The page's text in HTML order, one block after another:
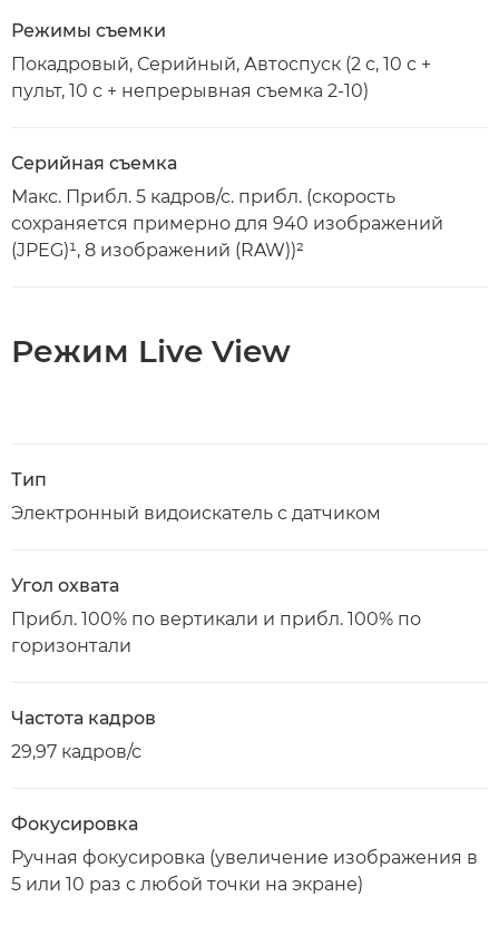
Режимы съемки
Покадровый, Серийный, Автоспуск (2 с, 10 с +
пульт, 10 с + непрерывная съемка 2-10)
Серийная съемка
Макс. Прибл. 5 кадров/с. прибл. (скорость
сохраняется примерно для 940 изображений
(JPEG)¹, 8 изображений (RAW))²
Режим Live View
Тип
Электронный видоискатель с датчиком
Угол охвата
Прибл. 100% по вертикали и прибл. 100% по
горизонтали
Частота кадров
29,97 кадров/с
Фокусировка
Ручная фокусировка (увеличение изображения в
5 или 10 раз с любой точки на экране)